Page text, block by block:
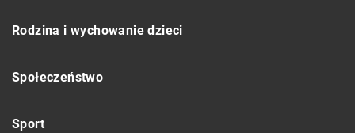
Rodzina i wychowanie dzieci
Społeczeństwo
Sport